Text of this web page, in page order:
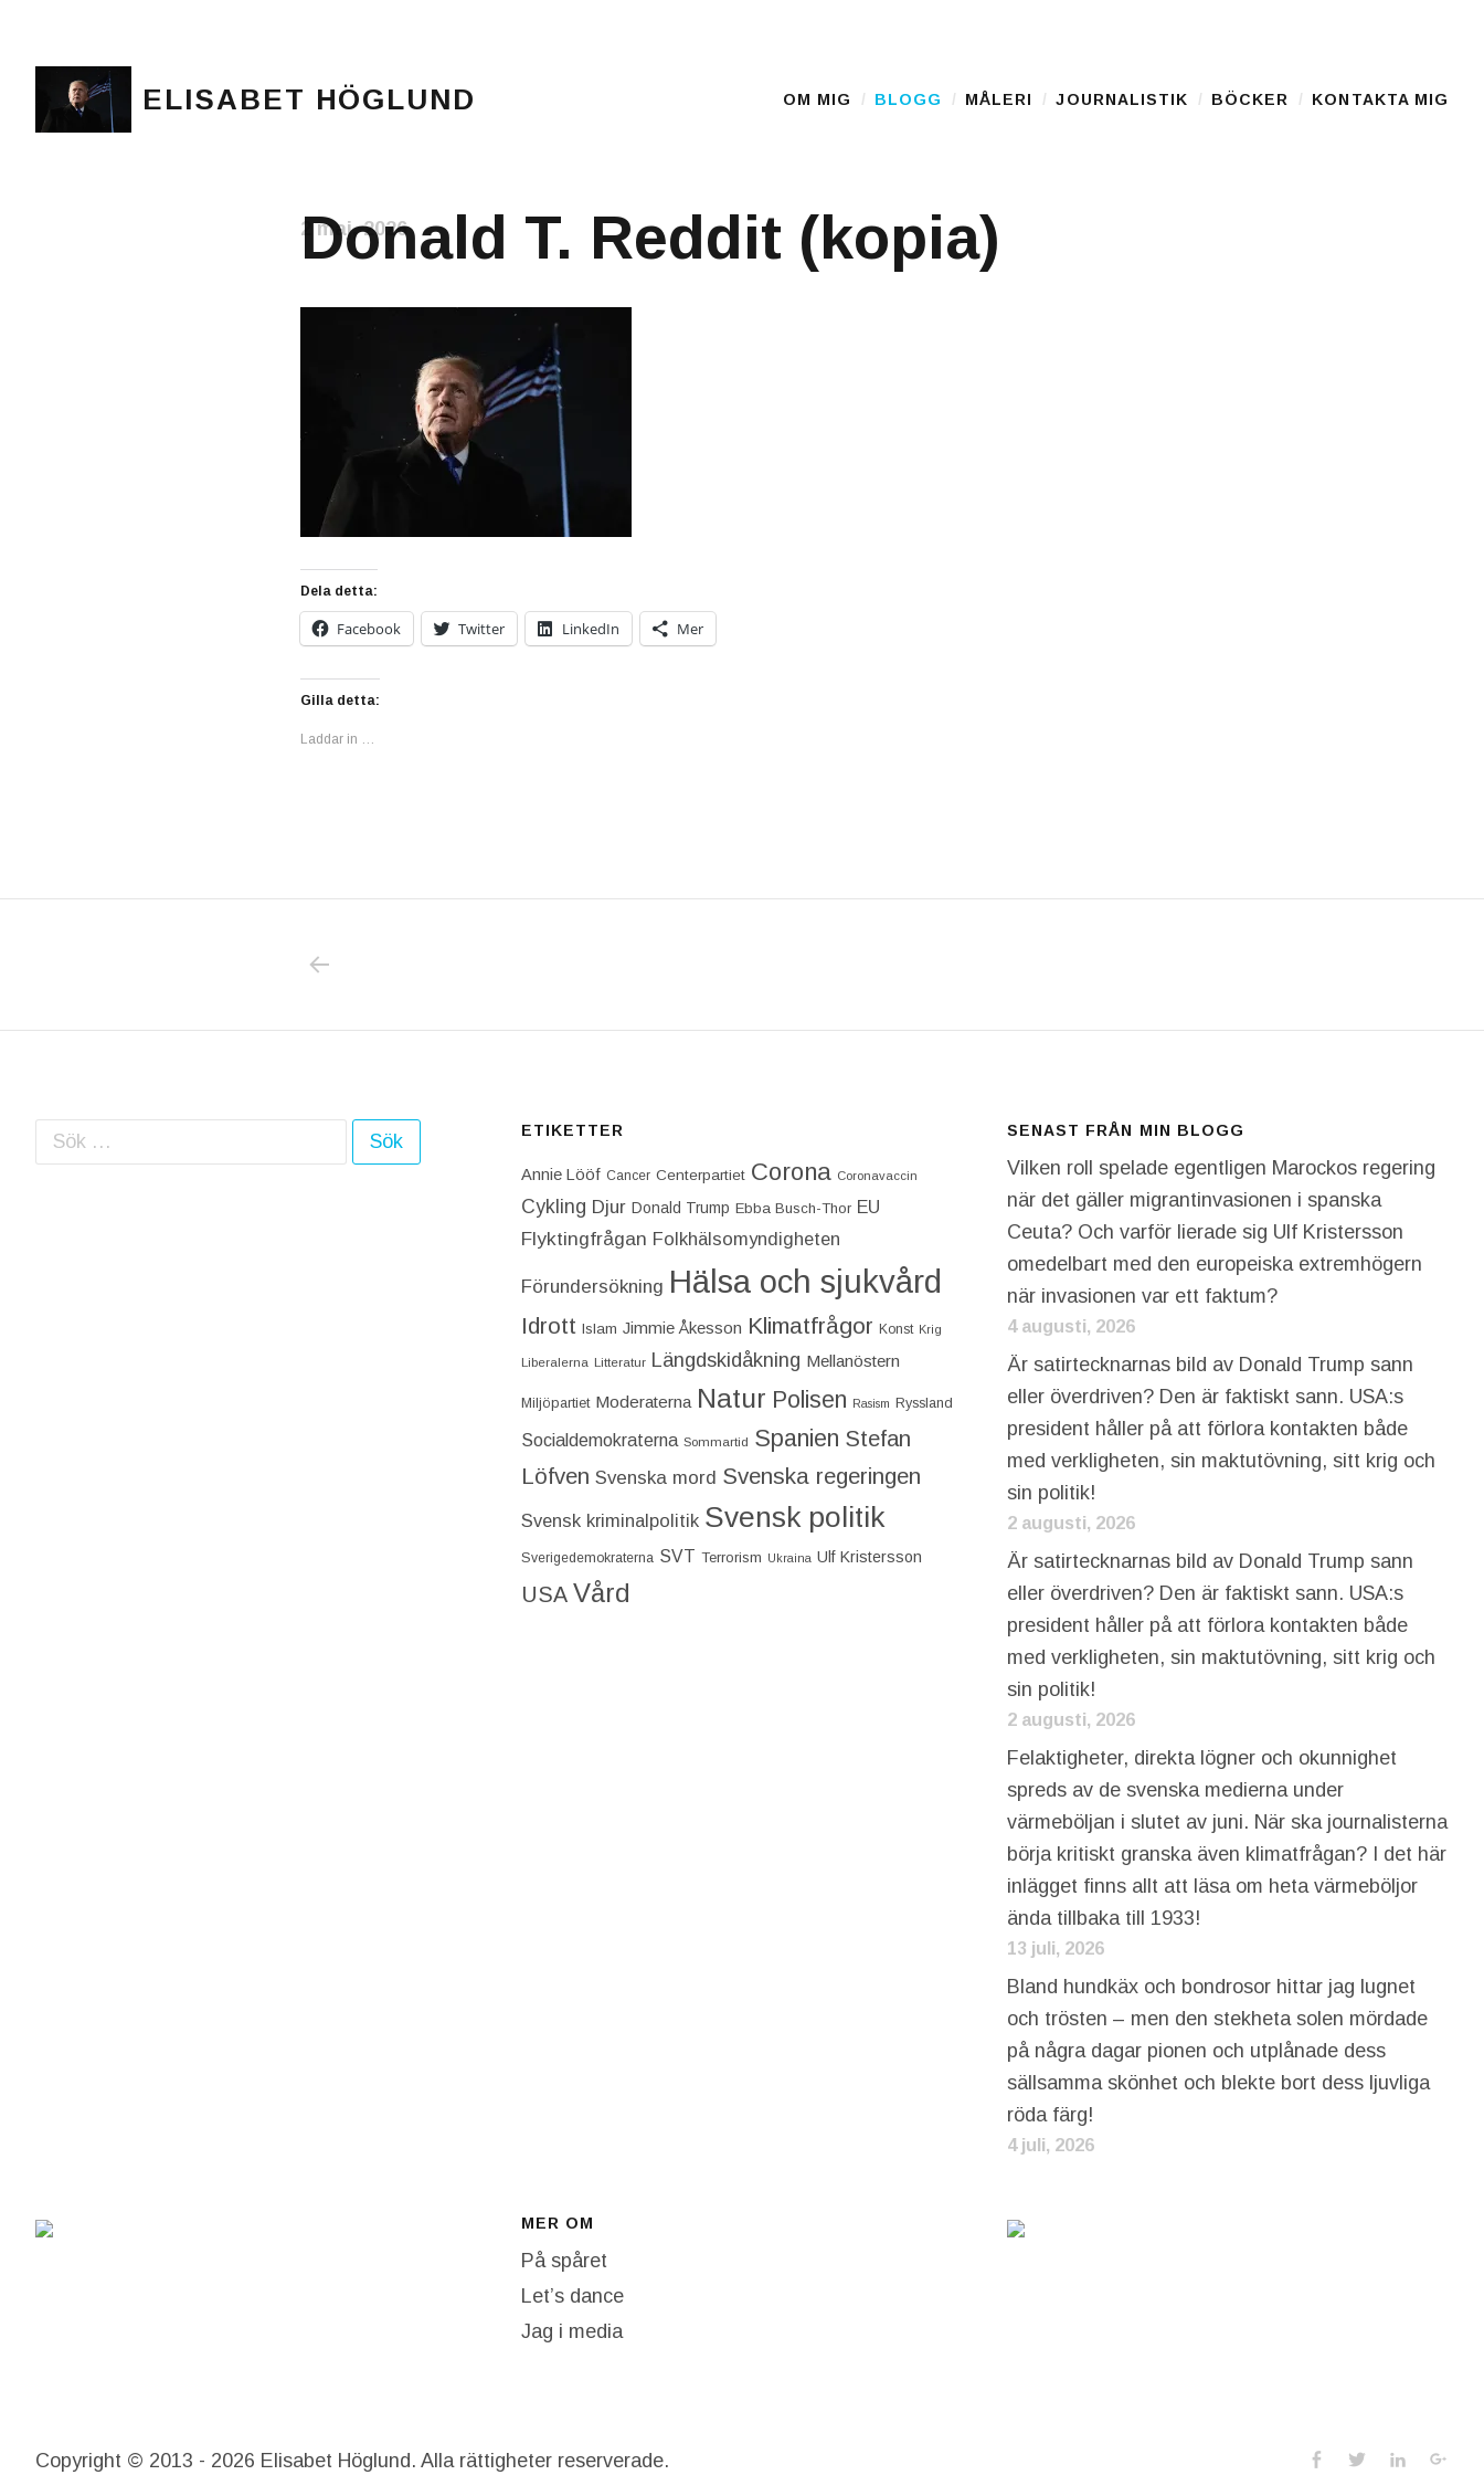
ELISABET HÖGLUND Main Menu
OM MIG BLOGG MÅLERI JOURNALISTIK BÖCKER KONTAKTA MIG
Donald T. Reddit (kopia)
2 maj, 2026
Dela detta:
Facebook Twitter LinkedIn Mer
Gilla detta:
Laddar in …
Sök efter: ETIKETTER
Annie Lööf Cancer Centerpartiet‎ Corona Coronavaccin
Cykling Djur Donald Trump Ebba Busch-Thor EU
Flyktingfrågan Folkhälsomyndigheten
Förundersökning Hälsa och sjukvård
Idrott Islam Jimmie Åkesson Klimatfrågor Konst Krig
Liberalerna Litteratur Längdskidåkning Mellanöstern
Miljöpartiet Moderaterna Natur Polisen Rasism Ryssland
Socialdemokraterna Sommartid Spanien Stefan
Löfven Svenska mord Svenska regeringen
Svensk kriminalpolitik Svensk politik
Sverigedemokraterna SVT Terrorism Ukraina Ulf Kristersson
USA Vård
SENAST FRÅN MIN BLOGG
Vilken roll spelade egentligen Marockos regering
när det gäller migrantinvasionen i spanska
Ceuta? Och varför lierade sig Ulf Kristersson
omedelbart med den europeiska extremhögern
när invasionen var ett faktum?
4 augusti, 2026
Är satirtecknarnas bild av Donald Trump sann
eller överdriven? Den är faktiskt sann. USA:s
president håller på att förlora kontakten både
med verkligheten, sin maktutövning, sitt krig och
sin politik!
2 augusti, 2026
Är satirtecknarnas bild av Donald Trump sann
eller överdriven? Den är faktiskt sann. USA:s
president håller på att förlora kontakten både
med verkligheten, sin maktutövning, sitt krig och
sin politik!
2 augusti, 2026
Felaktigheter, direkta lögner och okunnighet
spreds av de svenska medierna under
värmeböljan i slutet av juni. När ska journalisterna
börja kritiskt granska även klimatfrågan? I det här
inlägget finns allt att läsa om heta värmeböljor
ända tillbaka till 1933!
13 juli, 2026
Bland hundkäx och bondrosor hittar jag lugnet
och trösten – men den stekheta solen mördade
på några dagar pionen och utplånade dess
sällsamma skönhet och blekte bort dess ljuvliga
röda färg!
4 juli, 2026
MER OM
På spåret
Let’s dance
Jag i media
Social
Facebook
TwitterLinkedIn
Copyright © 2013 - 2026 Elisabet Höglund. Alla rättigheter reserverade.